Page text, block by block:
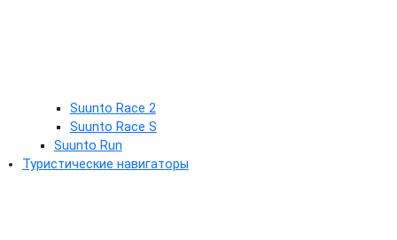
Suunto Race 2
Suunto Race S
Suunto Run
Туристические навигаторы